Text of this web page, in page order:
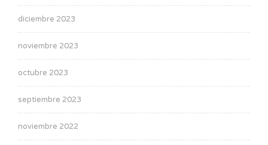
diciembre 2023
noviembre 2023
octubre 2023
septiembre 2023
noviembre 2022